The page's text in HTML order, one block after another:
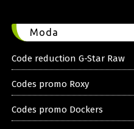
Moda
Code reduction G-Star Raw
Codes promo Roxy
Codes promo Dockers